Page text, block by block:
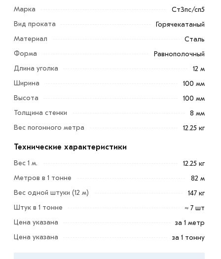
Уголок 100х100х8 мм используется в разных сферах
деятельности. С его помощью соединяют различные
элементы конструкций, осуществляют крепление в
мебельном, промышленном производстве. Применяют
его также и в строительстве для возведения
монолитных высоток, небольших построек.
Изготавливают изделие методом горячей прокатки и
изгиба заготовки из углеродистой или
высококачественной конструкционной стали в
Марка
Ст3пс/сп5
Вид проката
Горячекатаный
Материал
Сталь
Форма
Равнополочный
Длина уголка
12 м
Ширина
100 мм
Высота
100 мм
Толщина стенки
8 мм
Вес погонного метра
12.25 кг
Технические характеристики
Вес 1 м.
12.25 кг
Метров в 1 тонне
82 м
Вес одной штуки (12 м)
147 кг
Штук в 1 тонне
≈ 7 шт
Цена указана
за 1 метр
Цена указана
за 1 тонну